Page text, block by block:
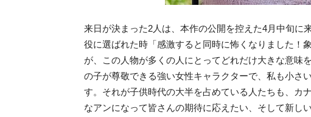
来日が決まった2人は、本作の公開を控えた4月中旬に
役に選ばれた時「感激すると同時に怖くなりました！
が、この人物が多くの人にとってどれだけ大きな意味
の子が尊敬できる強い女性キャラクターで、私も小さ
す。それが子供時代の大半を占めている人たちも、カ
なアンになって皆さんの期待に応えたい、そして新し